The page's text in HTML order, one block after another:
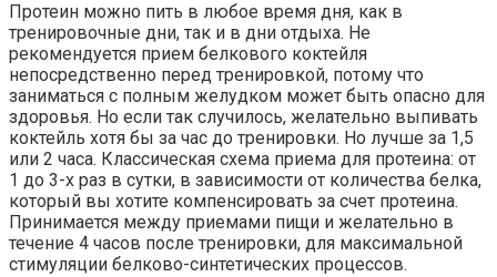
Протеин можно пить в любое время дня, как в
тренировочные дни, так и в дни отдыха. Не
рекомендуется прием белкового коктейля
непосредственно перед тренировкой, потому что
заниматься с полным желудком может быть опасно для
здоровья. Но если так случилось, желательно выпивать
коктейль хотя бы за час до тренировки. Но лучше за 1,5
или 2 часа. Классическая схема приема для протеина: от
1 до 3-х раз в сутки, в зависимости от количества белка,
который вы хотите компенсировать за счет протеина.
Принимается между приемами пищи и желательно в
течение 4 часов после тренировки, для максимальной
стимуляции белково-синтетических процессов.